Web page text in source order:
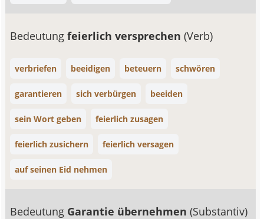
Bedeutungfeierlich versprechen(Verb)
verbriefen beeidigen beteuern schwören
garantieren sich verbürgen beeiden
sein Wort geben feierlich zusagen
feierlich zusichern feierlich versagen
auf seinen Eid nehmen
Bedeutung Garantie übernehmen(Substantiv)